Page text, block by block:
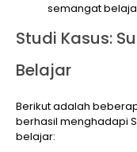
semangat
Studi Kasus:
Belajar
Berikut adalah
berhasil menghadapi
belajar: